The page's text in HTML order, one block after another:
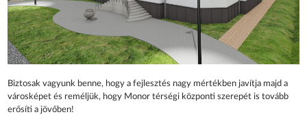
Biztosak vagyunk benne, hogy a fejlesztés nagy mértékben javítja majd a
városképet és reméljük, hogy Monor térségi központi szerepét is tovább
erősíti a jövőben!